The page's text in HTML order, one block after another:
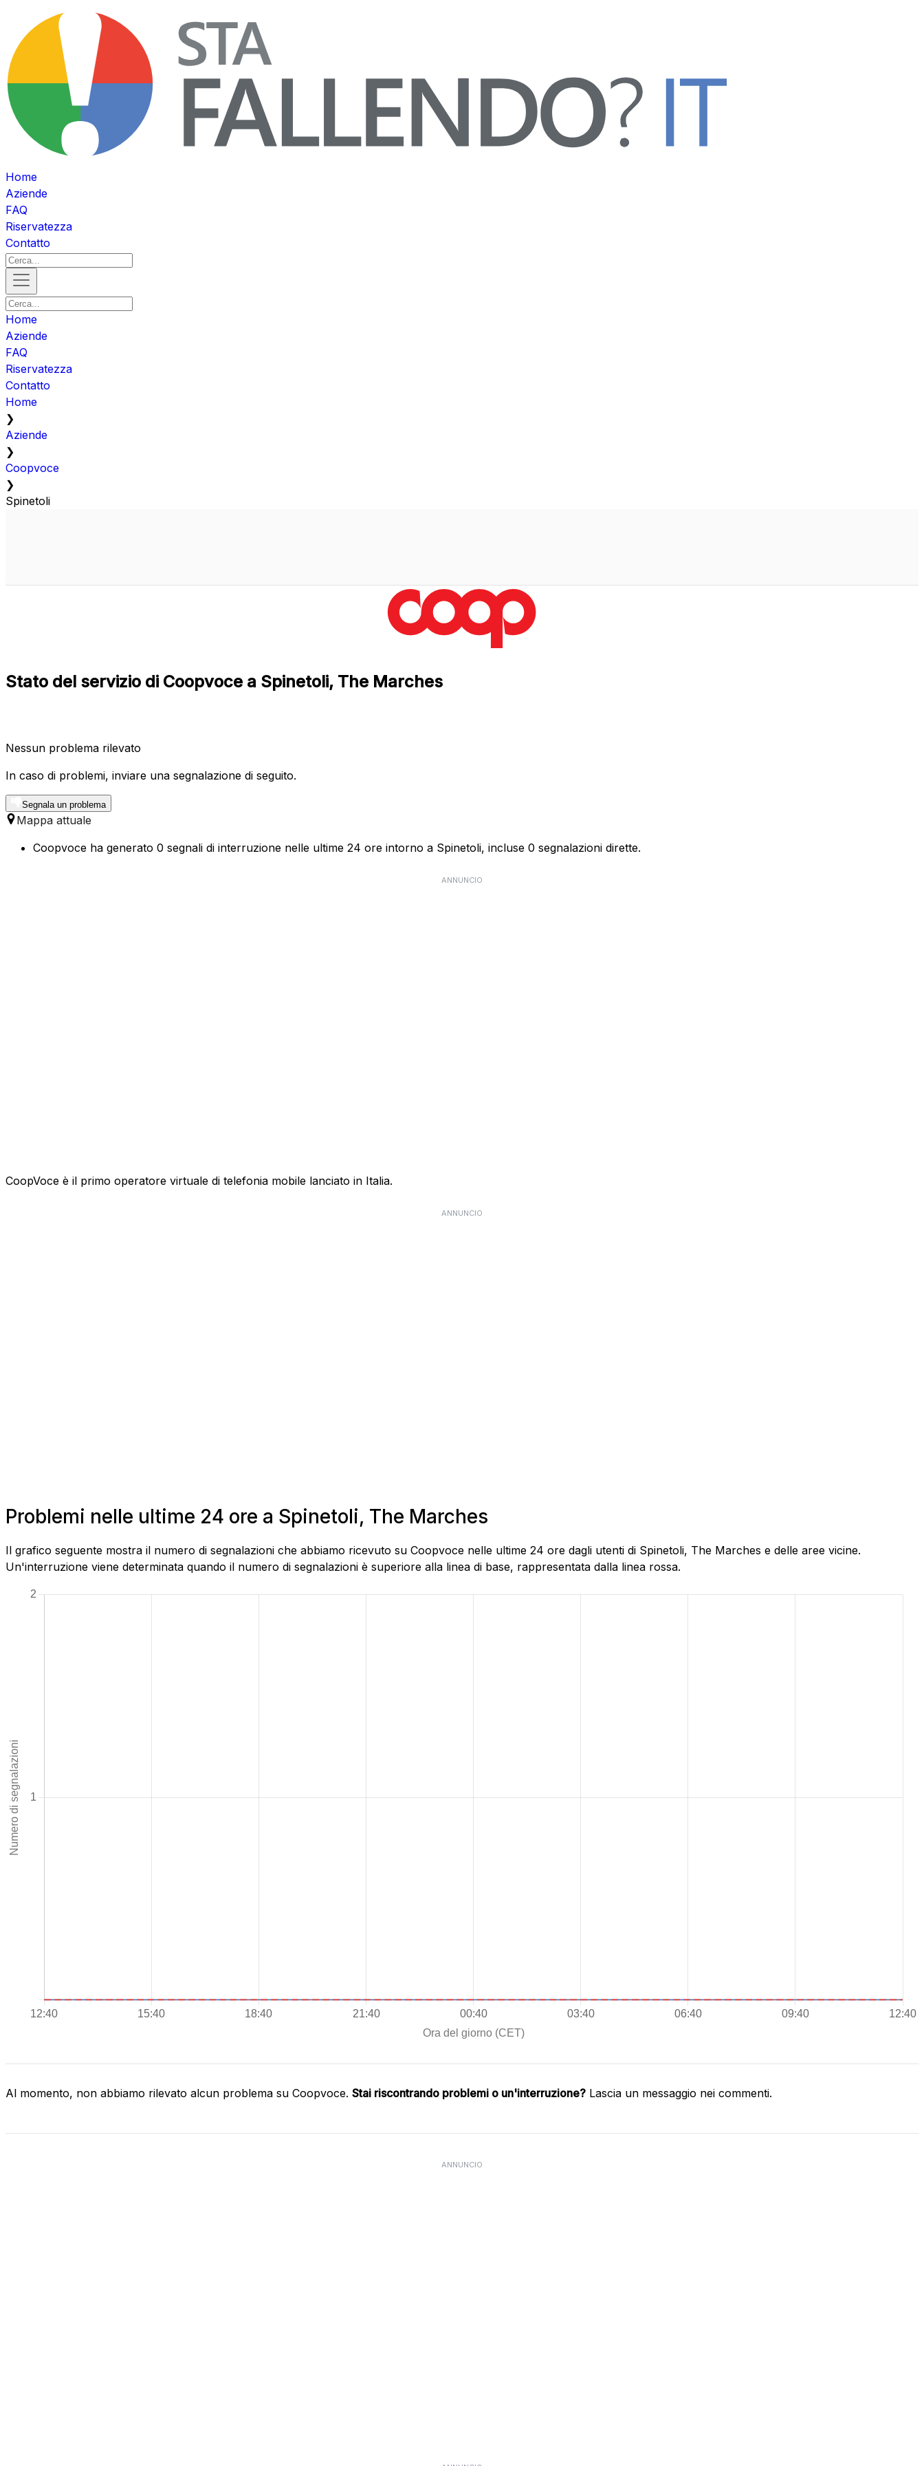
Home
Aziende
FAQ
Riservatezza
Contatto
Home
Aziende
FAQ
Riservatezza
Contatto
Home
❯
Aziende
❯
Coopvoce
❯
Spinetoli
Stato del servizio di Coopvoce a Spinetoli, The Marches
Nessun problema rilevato
In caso di problemi, inviare una segnalazione di seguito.
Segnala un problema
Mappa attuale
Coopvoce ha generato 0 segnali di interruzione nelle ultime 24 ore intorno a Spinetoli, incluse 0 segnalazioni dirette.
ANNUNCIO
CoopVoce è il primo operatore virtuale di telefonia mobile lanciato in Italia.
ANNUNCIO
Problemi nelle ultime 24 ore a Spinetoli, The Marches
Il grafico seguente mostra il numero di segnalazioni che abbiamo ricevuto su Coopvoce nelle ultime 24 ore dagli utenti di Spinetoli, The Marches e delle aree vicine.
Un'interruzione viene determinata quando il numero di segnalazioni è superiore alla linea di base, rappresentata dalla linea rossa.
Al momento, non abbiamo rilevato alcun problema su Coopvoce. Stai riscontrando problemi o un'interruzione? Lascia un messaggio nei commenti.
ANNUNCIO